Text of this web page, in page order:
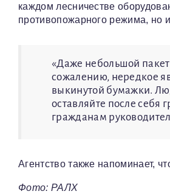
каждом лесничестве
противопожарного режима, но
«Даже небольшой
сожалению, нередкое
выкинутой бумажки.
оставляйте после себя
гражданам
Агентство также напоминает,
Фото: РАЛХ